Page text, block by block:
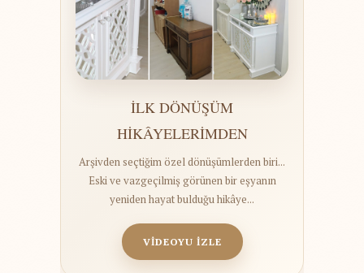
İLK DÖNÜŞÜM
HİKÂYELERİMDEN
Arşivden seçtiğim özel dönüşümlerden biri...
Eski ve vazgeçilmiş görünen bir eşyanın
yeniden hayat bulduğu hikâye...
VİDEOYU İZLE